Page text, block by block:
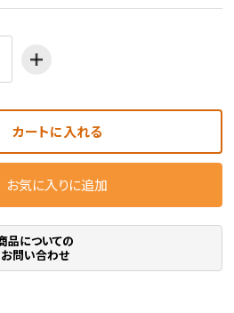
カートに入れる
お気に入りに追加
品についての
お問い合わせ